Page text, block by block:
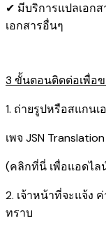
✔ มีบริการแปลเอก
เอกสารอื่นๆ
3 ขั้นตอนติดต่อเพื่อ
1. ถ่ายรูปหรือสแกน
เพจ JSN
(คลิกที่นี่ เพื่อแอดไล
2. เจ้าหน้าที่จะแจ้ง
ทราบ